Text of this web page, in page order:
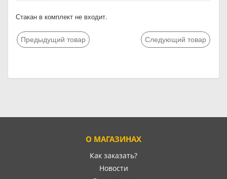
Стакан в комплект не входит.
Предыдущий товар Следующий товар
О МАГАЗИНАХ
Как заказать?
Новости